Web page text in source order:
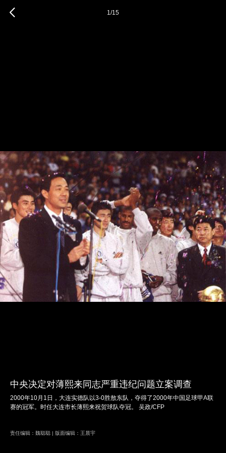
1/15
中央决定对薄熙来同志严重违纪问题立案调查
2000年10月1日，大连实德队以3-0胜敖东队，夺得了2000年中国足球甲A联
赛的冠军。时任大连市长薄熙来祝贺球队夺冠。 吴政/CFP
责任编辑：魏聪聪 | 版面编辑：王晨宇